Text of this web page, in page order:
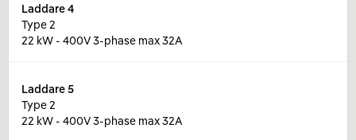
Laddare4
Type 2
22 kW - 400V 3-phase max 32A
Laddare5
Type 2
22 kW - 400V 3-phase max 32A